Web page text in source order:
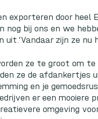
exporteren door heel
nog bij ons en we
zijn ze nu
ze te groot om
ze de afdankertjes
en je
er een mooiere
omgeving